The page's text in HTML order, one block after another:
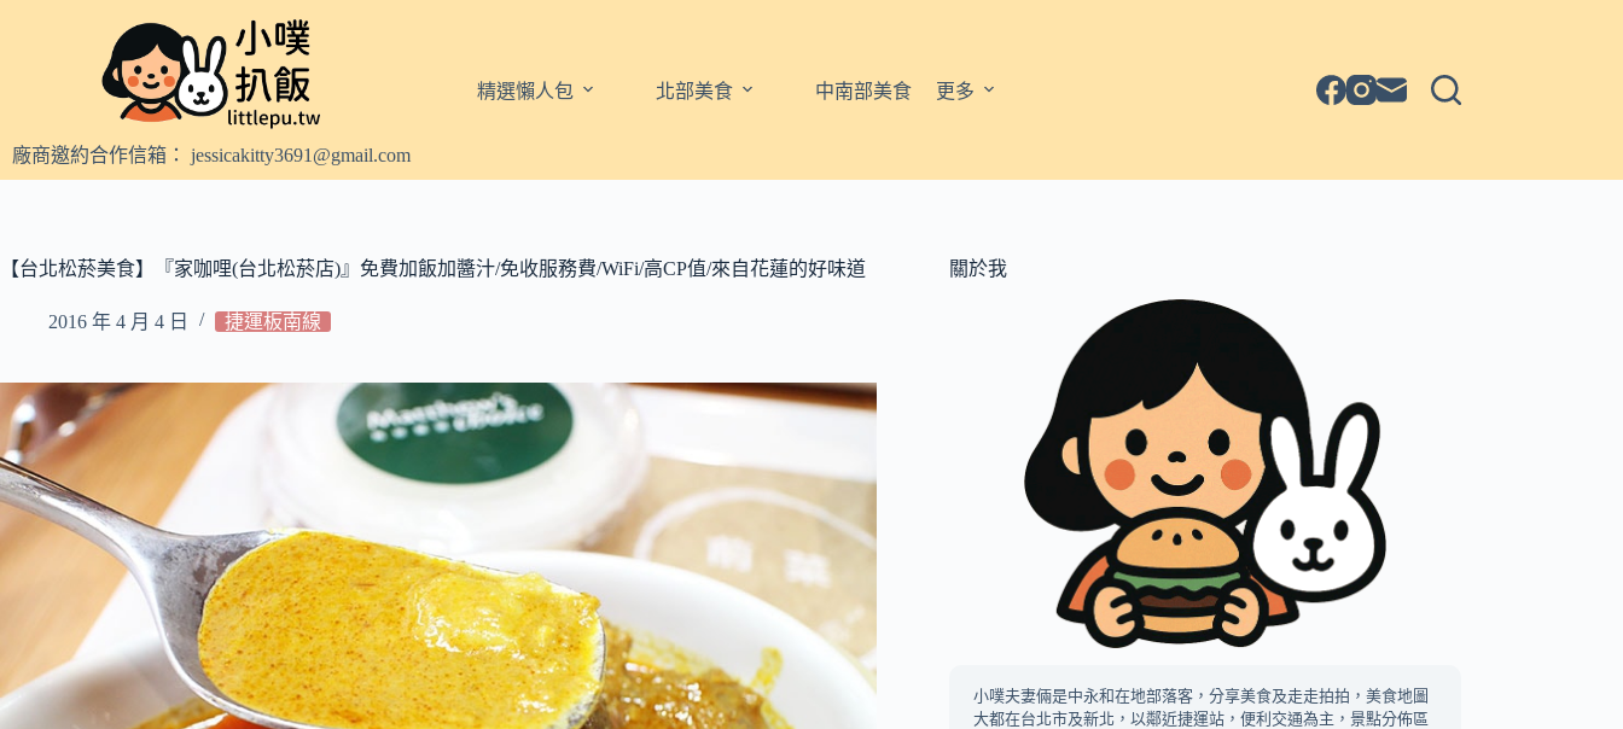
容廠商邀約合作信箱： jessicakitty3691@gmail.com
精選懶人包 北部美食 中南部美食 更多
【台北松菸美食】『家咖哩(台北松菸店)』免費加飯加醬汁/免收服務費/WiFi/高CP值/來自花蓮的好味道
2016 年 4 月 4 日 捷運板南線
關於我
小噗夫妻倆是中永和在地部落客，分享美食及走走拍拍，美食地圖
大都在台北市及新北，以鄰近捷運站，便利交通為主，景點分佈區